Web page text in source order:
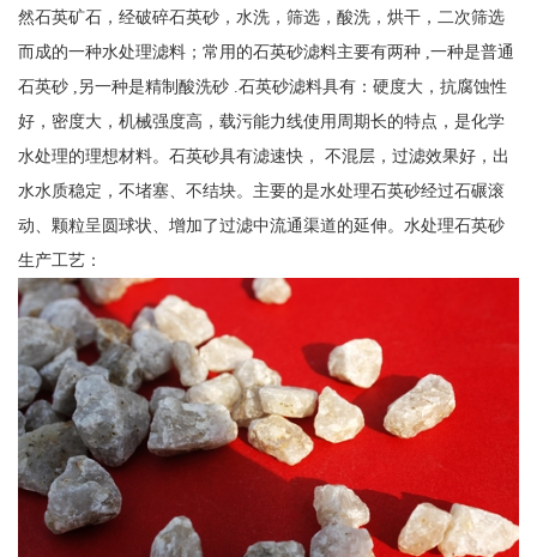
然石英矿石，经破碎石英砂，水洗，筛选，酸洗，烘干，二次筛选
而成的一种水处理滤料；常用的石英砂滤料主要有两种 ,一种是普通
石英砂 ,另一种是精制酸洗砂 .石英砂滤料具有：硬度大，抗腐蚀性
好，密度大，机械强度高，载污能力线使用周期长的特点，是化学
水处理的理想材料。石英砂具有滤速快， 不混层，过滤效果好，出
水水质稳定，不堵塞、不结块。主要的是水处理石英砂经过石碾滚
动、颗粒呈圆球状、增加了过滤中流通渠道的延伸。水处理石英砂
生产工艺：